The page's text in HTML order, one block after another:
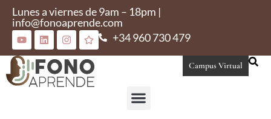
Lunes a viernes de 9am – 18pm |
info@fonoaprende.com
+34 960 730 479
Campus Virtual